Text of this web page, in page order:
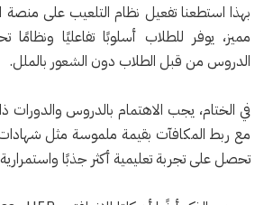
بهذا استطعنا تفعيل نظام التلعيب على منصة
مميز، يوفر للطلاب أسلوبًا تفاعليًا
الدروس من قبل الطلاب دون الشعور بالملل.
في الختام، يجب الاهتمام بالدروس والدورات
مع ربط المكافآت بقيمة ملموسة مثل
تحصل على تجربة تعليمية أكثر جذبًا